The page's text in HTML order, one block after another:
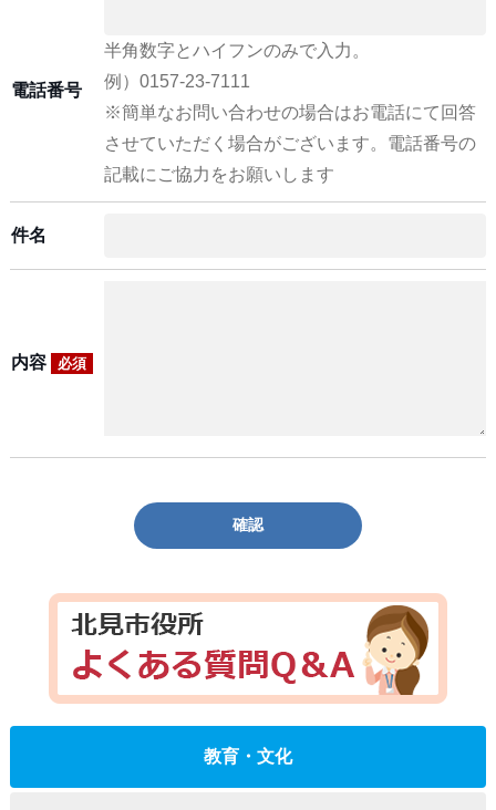
電話番号
半角数字とハイフンのみで入力。
例）0157-23-7111
※簡単なお問い合わせの場合はお電話にて回答
させていただく場合がございます。電話番号の
記載にご協力をお願いします
件名
内容 必須
確認
教育・文化